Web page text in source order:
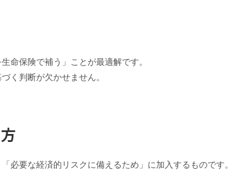
命保険で補う」ことが最適解です。
く判断が欠かせません。
必要な経済的リスクに備えるため」に加入するものです。